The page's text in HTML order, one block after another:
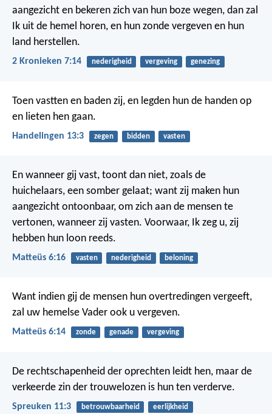
aangezicht en bekeren zich van hun boze wegen, dan zal
Ik uit de hemel horen, en hun zonde vergeven en hun
land herstellen.
2 Kronieken 7:14 nederigheid vergeving genezing
Toen vastten en baden zij, en legden hun de handen op
en lieten hen gaan.
Handelingen 13:3 zegen bidden vasten
En wanneer gij vast, toont dan niet, zoals de
huichelaars, een somber gelaat; want zij maken hun
aangezicht ontoonbaar, om zich aan de mensen te
vertonen, wanneer zij vasten. Voorwaar, Ik zeg u, zij
hebben hun loon reeds.
Matteüs 6:16 vasten nederigheid beloning
Want indien gij de mensen hun overtredingen vergeeft,
zal uw hemelse Vader ook u vergeven.
Matteüs 6:14 zonde genade vergeving
De rechtschapenheid der oprechten leidt hen, maar de
verkeerde zin der trouwelozen is hun ten verderve.
Spreuken 11:3 betrouwbaarheid eerlijkheid